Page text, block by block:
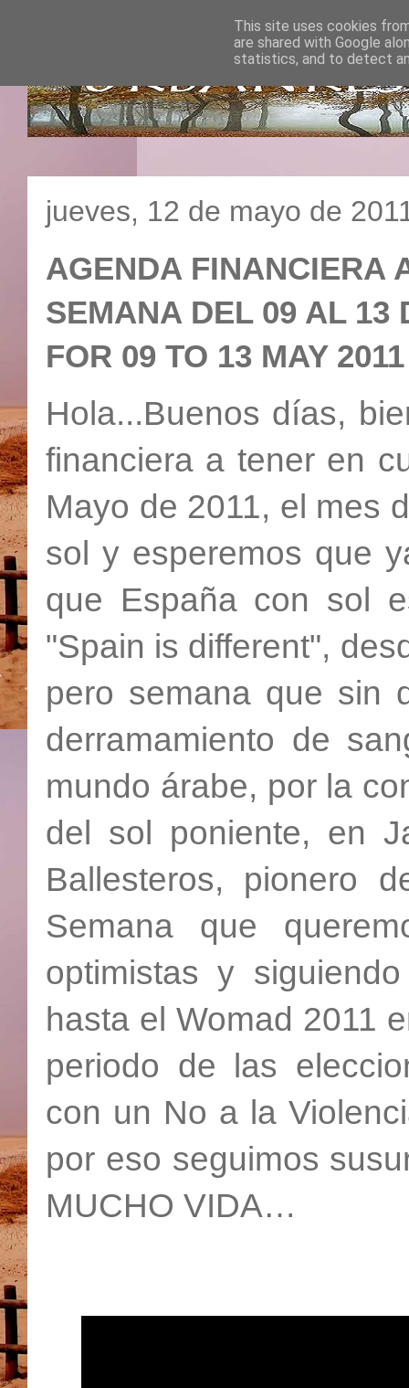
jueves, 12 de mayo de
AGENDA FINANCIERA
SEMANA DEL 09 AL 13
FOR 09 TO 13 MAY
Hola...Buenos días,
financiera a tener en
Mayo de 2011, el mes
sol y esperemos que
que España con sol
"Spain is different",
pero semana que sin
derramamiento de
mundo árabe, por la
del sol poniente, en
Ballesteros, pionero
Semana que
optimistas y
hasta el Womad 2011
periodo de las
con un No a la
por eso seguimos
MUCHO VIDA…
This site uses cookies
are shared with Google
statistics, and to detect